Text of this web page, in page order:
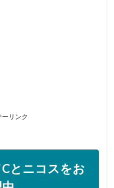
ーリンク
とニコスをお